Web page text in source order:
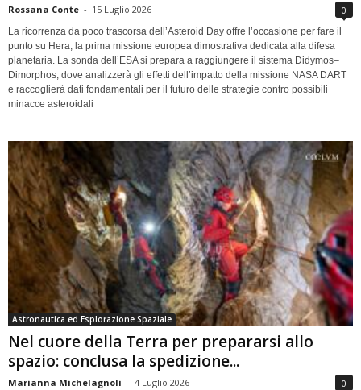
Rossana Conte - 15 Luglio 2026 0
La ricorrenza da poco trascorsa dell’Asteroid Day offre l’occasione per fare il
punto su Hera, la prima missione europea dimostrativa dedicata alla difesa
planetaria. La sonda dell’ESA si prepara a raggiungere il sistema Didymos–
Dimorphos, dove analizzerà gli effetti dell’impatto della missione NASA DART
e raccoglierà dati fondamentali per il futuro delle strategie contro possibili
minacce asteroidali
Astronautica ed Esplorazione Spaziale
Nel cuore della Terra per prepararsi allo
spazio: conclusa la spedizione...
Marianna Michelagnoli - 4 Luglio 2026 0